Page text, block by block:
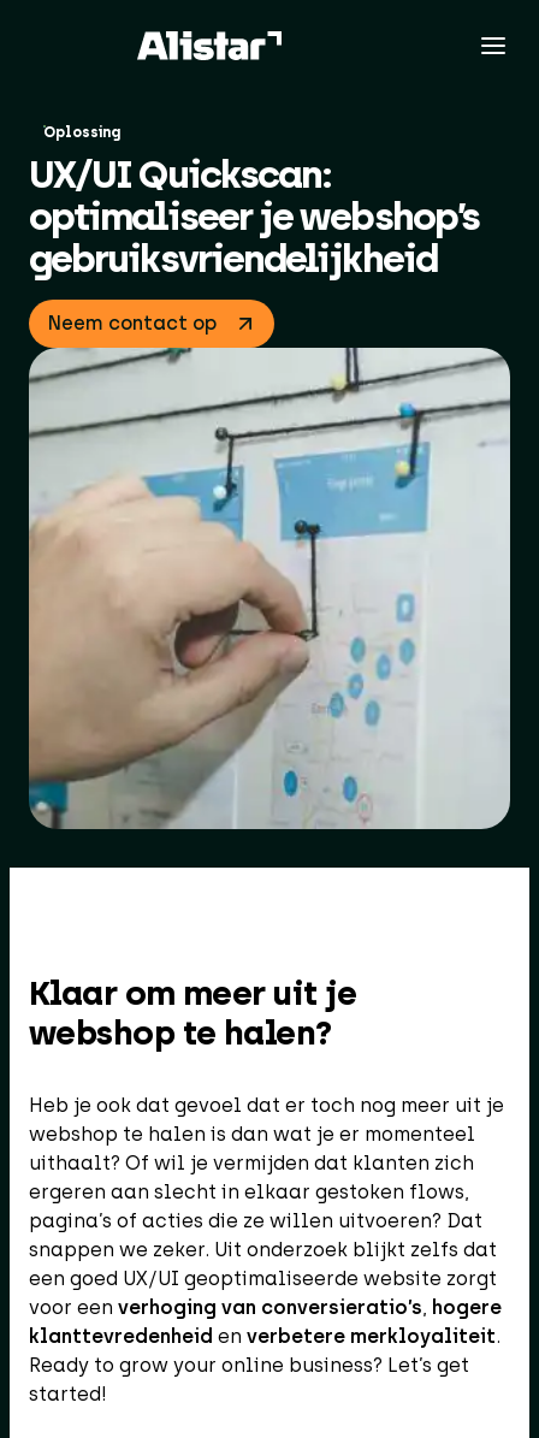
Oplossing
UX/UI Quickscan:
optimaliseer je webshop’s
gebruiksvriendelijkheid
Neem contact op
Klaar om meer uit je
webshop te halen?
Heb je ook dat gevoel dat er toch nog meer uit je
webshop te halen is dan wat je er momenteel
uithaalt? Of wil je vermijden dat klanten zich
ergeren aan slecht in elkaar gestoken flows,
pagina’s of acties die ze willen uitvoeren? Dat
snappen we zeker. Uit onderzoek blijkt zelfs dat
een goed UX/UI geoptimaliseerde website zorgt
voor een verhoging van conversieratio’s, hogere
klanttevredenheid en verbetere merkloyaliteit.
Ready to grow your online business? Let’s get
started!